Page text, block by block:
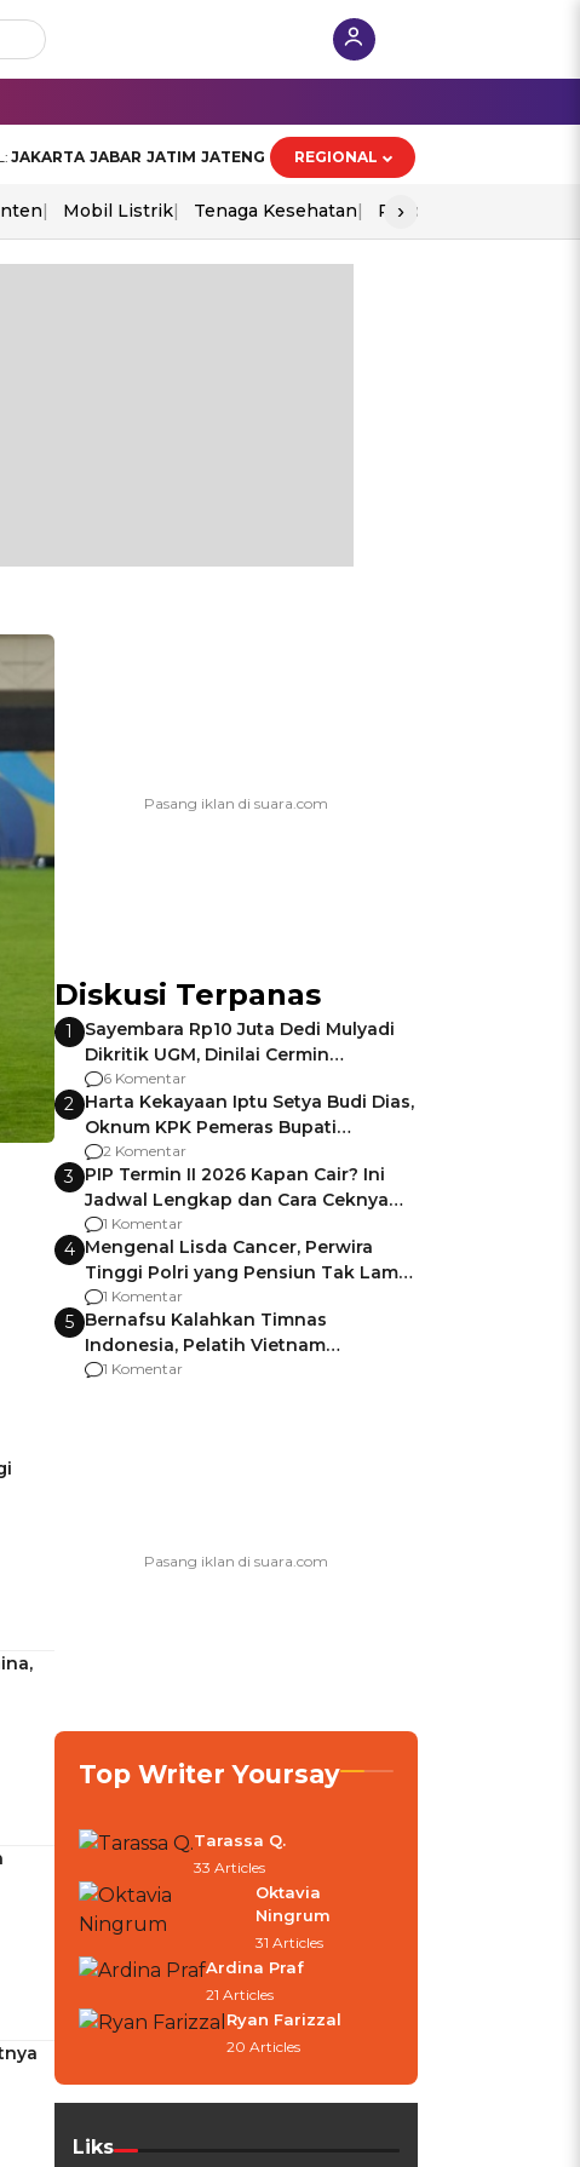
JAKARTA JABAR JATIM JATENG REGIONAL
Mobil Listrik Tenaga Kesehatan Piala Aff 2026
›
Diskusi Terpanas
1
Sayembara Rp10 Juta Dedi Mulyadi
Dikritik UGM, Dinilai Cermin
Gagalnya Negara Jamin Keamanan
6 Komentar
2 Harta Kekayaan Iptu Setya Budi Dias,
Oknum KPK Pemeras Bupati
Pemalang
2 Komentar
3 PIP Termin II 2026 Kapan Cair? Ini
Jadwal Lengkap dan Cara Ceknya
agar Dana Tidak Hangus!
1 Komentar
4 Mengenal Lisda Cancer, Perwira
Tinggi Polri yang Pensiun Tak Lama
Usai Jadi Brigjen
1 Komentar
5 Bernafsu Kalahkan Timnas
Indonesia, Pelatih Vietnam
Berencana Pakai Jimat di Pakansari
1 Komentar
Top Writer Yoursay
Tarassa Q.
33 Articles
Oktavia
Ningrum
31 Articles
Ardina Praf
21 Articles
Ryan Farizzal
20 Articles
Liks